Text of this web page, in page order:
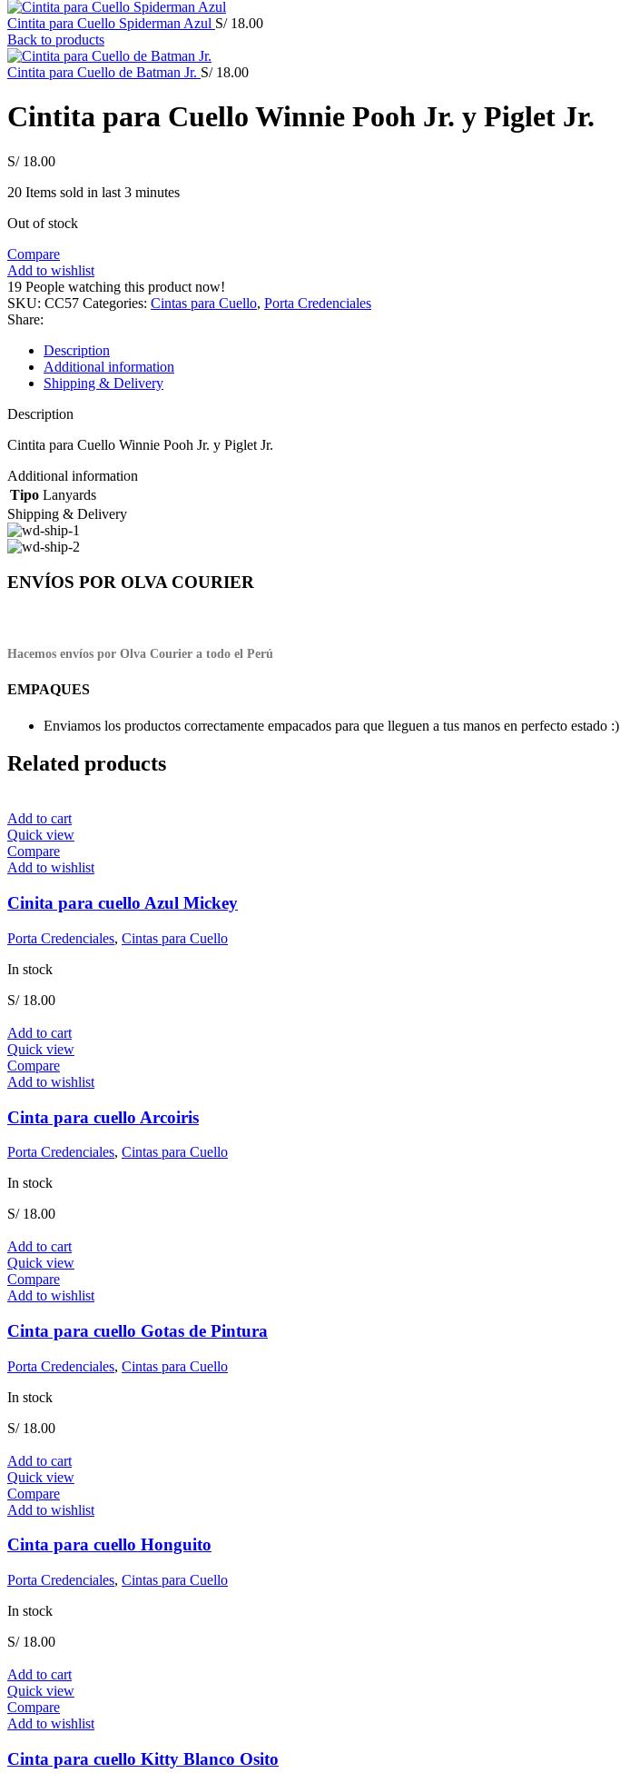
Cintita para Cuello Spiderman Azul S/18.00
Back to products
Cintita para Cuello de Batman Jr. S/18.00
Cintita para Cuello Winnie Pooh Jr. y Piglet Jr.
S/18.00
20 Items sold in last 3 minutes
Out of stock
Compare
Add to wishlist
19 People watching this product now!
SKU: CC57 Categories: Cintas para Cuello, Porta Credenciales
Share:
Description
Additional information
Shipping & Delivery
Description
Cintita para Cuello Winnie Pooh Jr. y Piglet Jr.
Additional information
Tipo Lanyards
Shipping & Delivery
ENVÍOS POR OLVA COURIER
Hacemos envíos por Olva Courier a todo el Perú
EMPAQUES
Enviamos los productos correctamente empacados para que lleguen a tus manos en perfecto estado :)
Related products
Add to cart
Quick view
Compare
Add to wishlist
Cinita para cuello Azul Mickey
Porta Credenciales, Cintas para Cuello
In stock
S/18.00
Add to cart
Quick view
Compare
Add to wishlist
Cinta para cuello Arcoiris
Porta Credenciales, Cintas para Cuello
In stock
S/18.00
Add to cart
Quick view
Compare
Add to wishlist
Cinta para cuello Gotas de Pintura
Porta Credenciales, Cintas para Cuello
In stock
S/18.00
Add to cart
Quick view
Compare
Add to wishlist
Cinta para cuello Honguito
Porta Credenciales, Cintas para Cuello
In stock
S/18.00
Add to cart
Quick view
Compare
Add to wishlist
Cinta para cuello Kitty Blanco Osito